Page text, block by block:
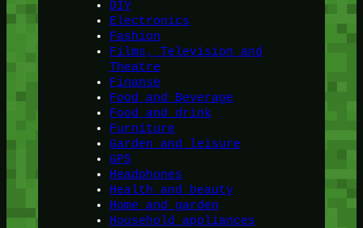
DIY
Electronics
Fashion
Films, Television and
Theatre
Finanse
Food and Beverage
Food and drink
Furniture
Garden and leisure
GPS
Headphones
Health and beauty
Home and garden
Household appliances